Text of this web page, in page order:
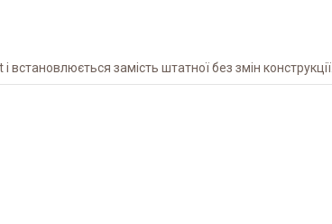
замість штатної без змін конструкції.